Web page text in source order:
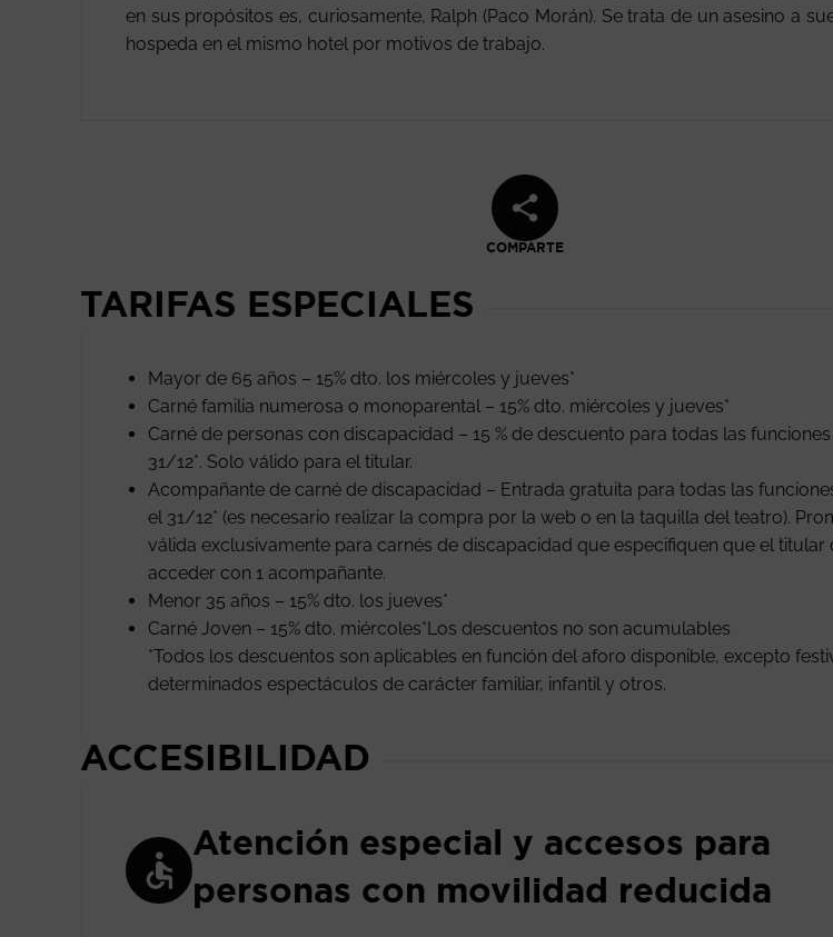
en sus propósitos es, curiosamente, Ralph (Paco Morán). Se trata de un asesino a
hospeda en el mismo hotel por motivos de trabajo.
COMPARTE
TARIFAS ESPECIALES
Mayor de 65 años – 15% dto. los miércoles y jueves*
Carné familia numerosa o monoparental – 15% dto. miércoles y jueves*
Carné de personas con discapacidad – 15 % de descuento para todas las
31/12*. Solo válido para el titular.
Acompañante de carné de discapacidad – Entrada gratuita para todas las
el 31/12* (es necesario realizar la compra por la web o en la taquilla del teatro).
válida exclusivamente para carnés de discapacidad que especifiquen que el titular
acceder con 1 acompañante.
Menor 35 años – 15% dto. los jueves*
Carné Joven – 15% dto. miércoles*Los descuentos no son acumulables
*Todos los descuentos son aplicables en función del aforo disponible, excepto
determinados espectáculos de carácter familiar, infantil y otros.
ACCESIBILIDAD
Atención especial y accesos para
personas con movilidad reducida